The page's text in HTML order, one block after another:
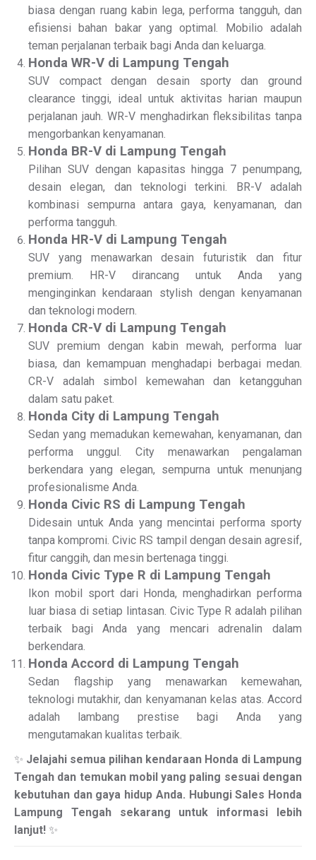
biasa dengan ruang kabin lega, performa tangguh, dan
efisiensi bahan bakar yang optimal. Mobilio adalah
teman perjalanan terbaik bagi Anda dan keluarga.
Honda WR-V di Lampung Tengah
SUV compact dengan desain sporty dan ground
clearance tinggi, ideal untuk aktivitas harian maupun
perjalanan jauh. WR-V menghadirkan fleksibilitas tanpa
mengorbankan kenyamanan.
Honda BR-V di Lampung Tengah
Pilihan SUV dengan kapasitas hingga 7 penumpang,
desain elegan, dan teknologi terkini. BR-V adalah
kombinasi sempurna antara gaya, kenyamanan, dan
performa tangguh.
Honda HR-V di Lampung Tengah
SUV yang menawarkan desain futuristik dan fitur
premium. HR-V dirancang untuk Anda yang
menginginkan kendaraan stylish dengan kenyamanan
dan teknologi modern.
Honda CR-V di Lampung Tengah
SUV premium dengan kabin mewah, performa luar
biasa, dan kemampuan menghadapi berbagai medan.
CR-V adalah simbol kemewahan dan ketangguhan
dalam satu paket.
Honda City di Lampung Tengah
Sedan yang memadukan kemewahan, kenyamanan, dan
performa unggul. City menawarkan pengalaman
berkendara yang elegan, sempurna untuk menunjang
profesionalisme Anda.
Honda Civic RS di Lampung Tengah
Didesain untuk Anda yang mencintai performa sporty
tanpa kompromi. Civic RS tampil dengan desain agresif,
fitur canggih, dan mesin bertenaga tinggi.
Honda Civic Type R di Lampung Tengah
Ikon mobil sport dari Honda, menghadirkan performa
luar biasa di setiap lintasan. Civic Type R adalah pilihan
terbaik bagi Anda yang mencari adrenalin dalam
berkendara.
Honda Accord di Lampung Tengah
Sedan flagship yang menawarkan kemewahan,
teknologi mutakhir, dan kenyamanan kelas atas. Accord
adalah lambang prestise bagi Anda yang
mengutamakan kualitas terbaik.
✨ Jelajahi semua pilihan kendaraan Honda di Lampung
Tengah dan temukan mobil yang paling sesuai dengan
kebutuhan dan gaya hidup Anda. Hubungi Sales Honda
Lampung Tengah sekarang untuk informasi lebih
lanjut! ✨